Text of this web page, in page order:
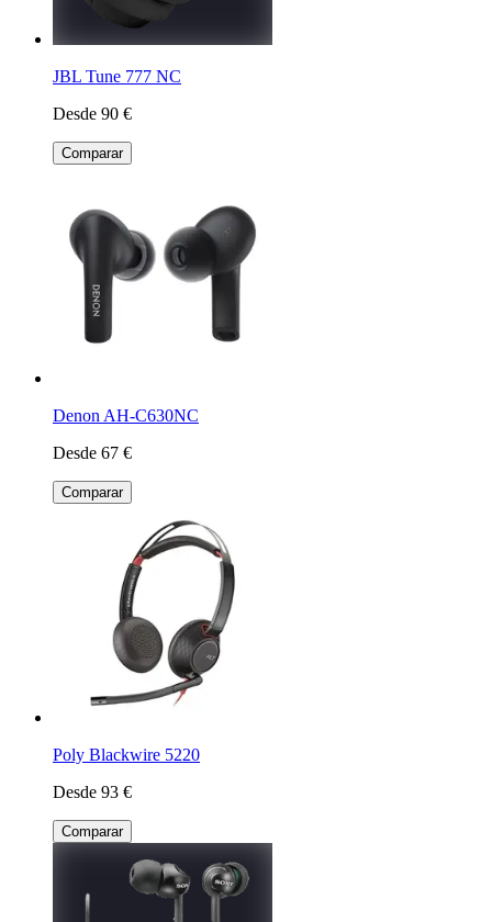
JBL Tune 777 NC
Desde 90 €
Comparar
Denon AH-C630NC
Desde 67 €
Comparar
Poly Blackwire 5220
Desde 93 €
Comparar